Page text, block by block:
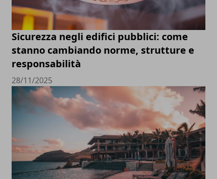
Sicurezza negli edifici pubblici: come
stanno cambiando norme, strutture e
responsabilità
28/11/2025